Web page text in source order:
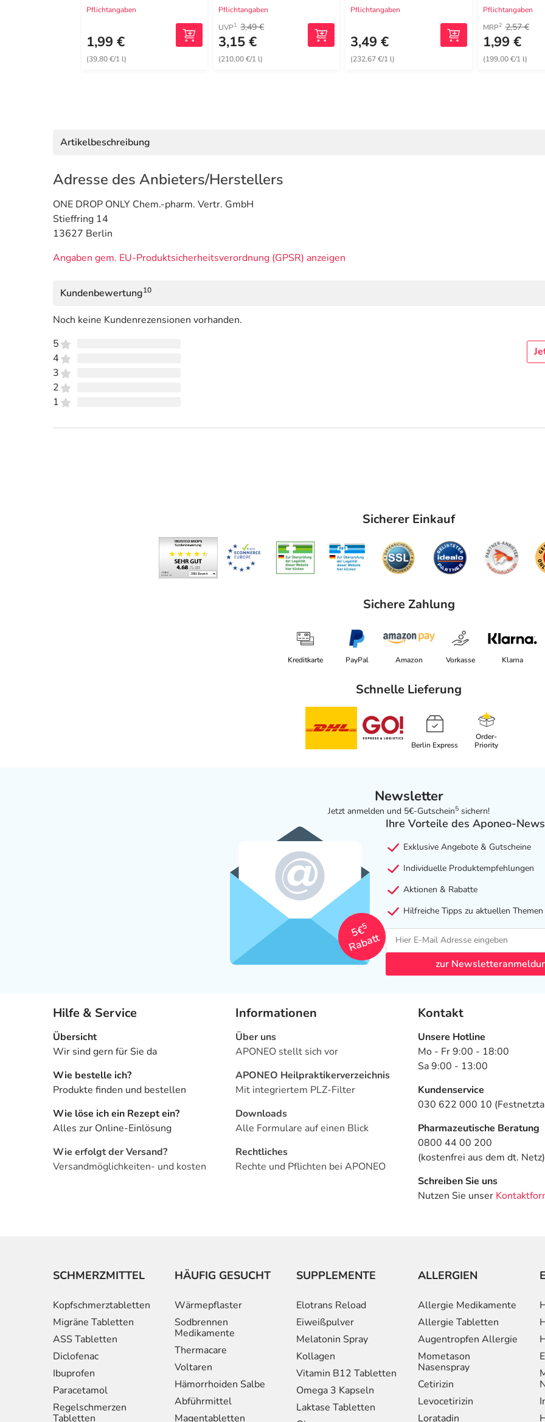
Pflichtangaben
1,99 €
(39,80 €/1 l)
Pflichtangaben
UVP1 3,49 €
3,15 €
(210,00 €/1 l)
Pflichtangaben
3,49 €
(232,67 €/1 l)
Pflichtangaben
MRP2 2,57 €
1,99 €
(199,00 €/1 l)
Artikelbeschreibung
Adresse des Anbieters/Herstellers
ONE DROP ONLY Chem.-pharm. Vertr. GmbH
Stieffring 14
13627 Berlin
Angaben gem. EU-Produktsicherheitsverordnung (GPSR) anzeigen
Kundenbewertung10
Noch keine Kundenrezensionen vorhanden.
5
4
3
2
1
Sicherer Einkauf
Sichere Zahlung
Kreditkarte PayPal Amazon Vorkasse Klarna
Schnelle Lieferung
Berlin Express
Order-
Priority
Newsletter
Jetzt anmelden und 5€-Gutschein5 sichern!
5€
5
Rabatt
Ihre Vorteile des Aponeo-
Exklusive Angebote & Gutscheine
Individuelle Produktempfehlungen
Aktionen & Rabatte
Hilfreiche Tipps zu aktuellen Themen
zur
Hilfe & Service
Übersicht
Wir sind gern für Sie da
Wie bestelle ich?
Produkte finden und bestellen
Wie löse ich ein Rezept ein?
Alles zur Online-Einlösung
Wie erfolgt der Versand?
Versandmöglichkeiten- und kosten
Informationen
Über uns
APONEO stellt sich vor
APONEO Heilpraktikerverzeichnis
Mit integriertem PLZ-Filter
Downloads
Alle Formulare auf einen Blick
Rechtliches
Rechte und Pflichten bei APONEO
Kontakt
Unsere Hotline
Mo - Fr 9:00 - 18:00
Sa 9:00 - 13:00
Kundenservice
030 622 000 10
Pharmazeutische Beratung
0800 44 00 200
(kostenfrei aus dem dt. Netz)
Schreiben Sie uns
Nutzen Sie unser
SCHMERZMITTEL
Kopfschmerztabletten
Migräne Tabletten
ASS Tabletten
Diclofenac
Ibuprofen
Paracetamol
Regelschmerzen
Tabletten
HÄUFIG GESUCHT
Wärmepflaster
Sodbrennen
Medikamente
Thermacare
Voltaren
Hämorrhoiden Salbe
Abführmittel
Magentabletten
SUPPLEMENTE
Elotrans Reload
Eiweißpulver
Melatonin Spray
Kollagen
Vitamin B12 Tabletten
Omega 3 Kapseln
Laktase Tabletten
ALLERGIEN
Allergie Medikamente
Allergie Tabletten
Augentropfen Allergie
Mometason
Nasenspray
Cetirizin
Levocetirizin
Loratadin